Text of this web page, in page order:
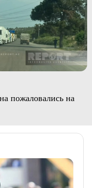
пожаловались на